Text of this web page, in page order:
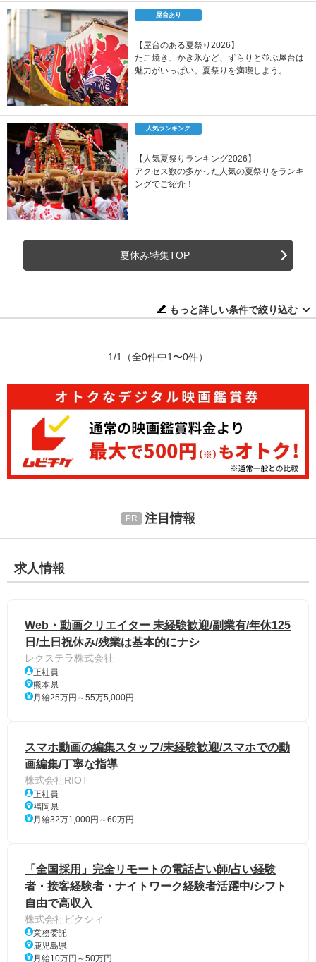
屋台あり
【屋台のある夏祭り2026】
たこ焼き、かき氷など、ずらりと並ぶ屋台は
魅力がいっぱい。夏祭りを満喫しよう。
人気ランキング
【人気夏祭りランキング2026】
アクセス数の多かった人気の夏祭りをランキ
ングでご紹介！
夏休み特集TOP
もっと詳しい条件で絞り込む
1/1 （全0件中1〜0件）
注目情報
求人情報
Web・動画クリエイター 未経験歓迎/副業有/年休125
日/土日祝休み/残業は基本的にナシ
レクステラ株式会社
正社員
熊本県
月給25万円～55万5,000円
スマホ動画の編集スタッフ/未経験歓迎/スマホでの動
画編集/丁寧な指導
株式会社RIOT
正社員
福岡県
月給32万1,000円～60万円
「全国採用」完全リモートの電話占い師/占い経験
者・接客経験者・ナイトワーク経験者活躍中/シフト
自由で高収入
株式会社ピクシィ
業務委託
鹿児島県
月給10万円～50万円